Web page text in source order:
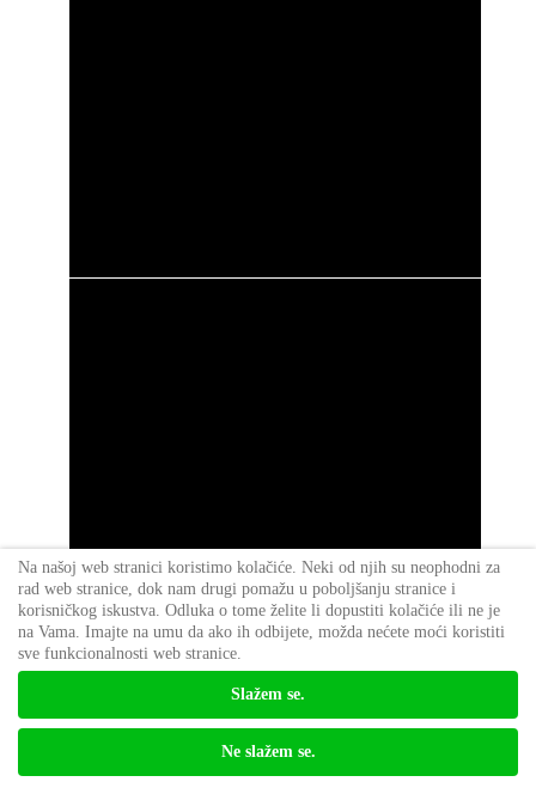
Na našoj web stranici koristimo kolačiće. Neki od njih su neophodni za
rad web stranice, dok nam drugi pomažu u poboljšanju stranice i
korisničkog iskustva. Odluka o tome želite li dopustiti kolačiće ili ne je
na Vama. Imajte na umu da ako ih odbijete, možda nećete moći koristiti
sve funkcionalnosti web stranice.
Slažem se.
Ne slažem se.